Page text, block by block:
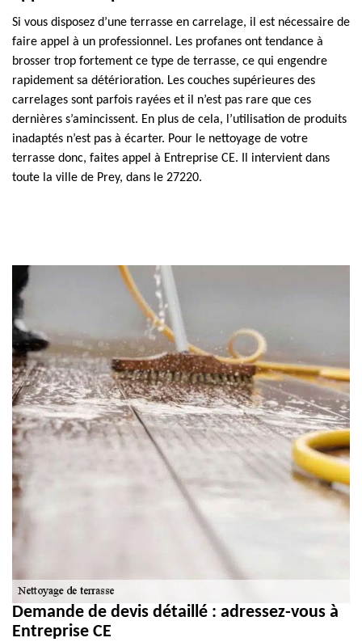
Si vous disposez d’une terrasse en carrelage, il est nécessaire de
faire appel à un professionnel. Les profanes ont tendance à
brosser trop fortement ce type de terrasse, ce qui engendre
rapidement sa détérioration. Les couches supérieures des
carrelages sont parfois rayées et il n’est pas rare que ces
dernières s’amincissent. En plus de cela, l’utilisation de produits
inadaptés n’est pas à écarter. Pour le nettoyage de votre
terrasse donc, faites appel à Entreprise CE. Il intervient dans
toute la ville de Prey, dans le 27220.
Demande de devis détaillé : adressez-vous à
Entreprise CE